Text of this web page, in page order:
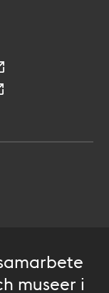
museer i